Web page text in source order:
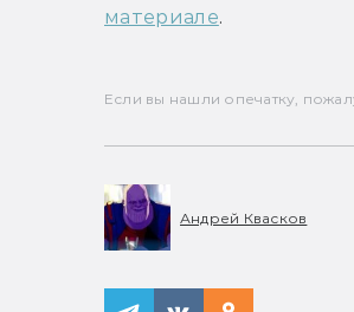
материале.
Если вы нашли опечатку,
Андрей Квасков